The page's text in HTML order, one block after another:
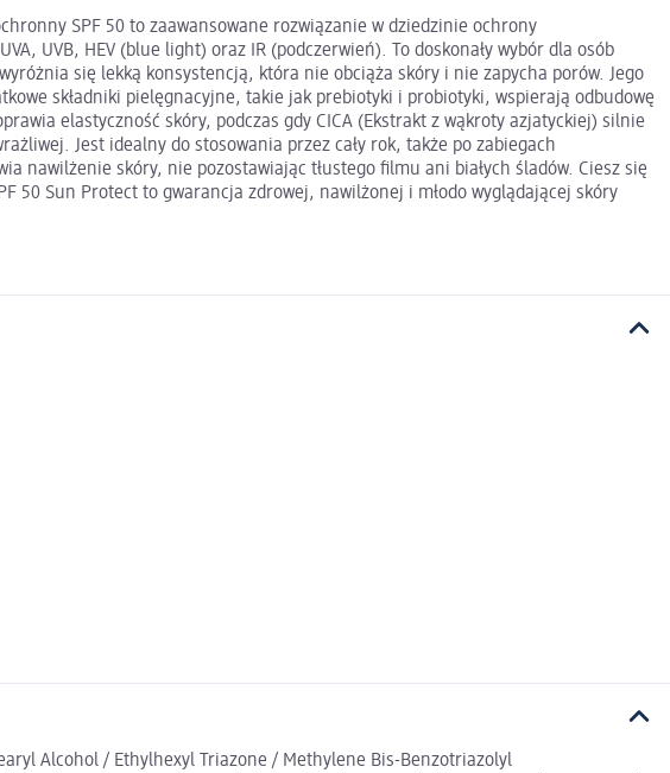
SPF 50 to zaawansowane rozwiązanie w dziedzinie ochrony
UVB, HEV (blue light) oraz IR (podczerwień). To doskonały wybór dla osób
się lekką konsystencją, która nie obciąża skóry i nie zapycha porów. Jego
składniki pielęgnacyjne, takie jak prebiotyki i probiotyki, wspierają odbudowę
elastyczność skóry, podczas gdy CICA (Ekstrakt z wąkroty azjatyckiej) silnie
Jest idealny do stosowania przez cały rok, także po zabiegach
skóry, nie pozostawiając tłustego filmu ani białych śladów. Ciesz się
50 Sun Protect to gwarancja zdrowej, nawilżonej i młodo wyglądającej skóry
Alcohol / Ethylhexyl Triazone / Methylene Bis-Benzotriazolyl